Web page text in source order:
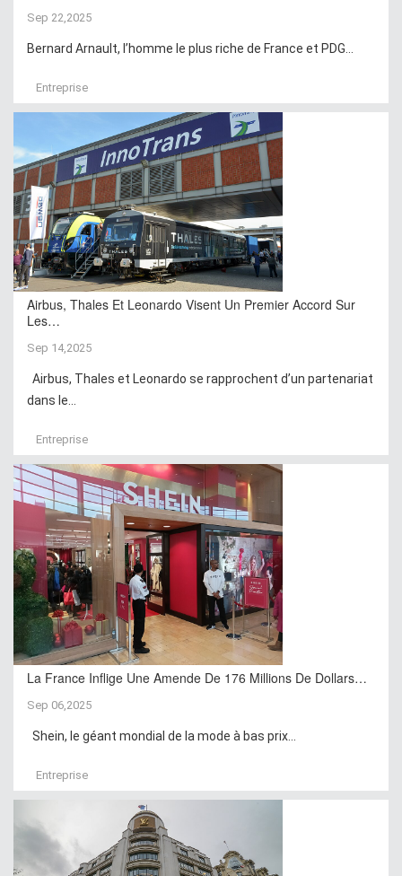
Sep 22,2025
Bernard Arnault, l’homme le plus riche de France et PDG...
Entreprise
Airbus, Thales Et Leonardo Visent Un Premier Accord Sur
Les…
Sep 14,2025
Airbus, Thales et Leonardo se rapprochent d’un partenariat
dans le...
Entreprise
La France Inflige Une Amende De 176 Millions De Dollars…
Sep 06,2025
Shein, le géant mondial de la mode à bas prix...
Entreprise